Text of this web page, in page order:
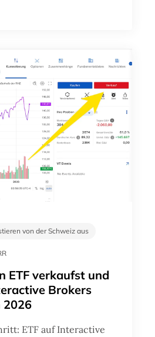
von der Schweiz aus
ETF verkaufst und
Brokers
2026
ETF auf Interactive